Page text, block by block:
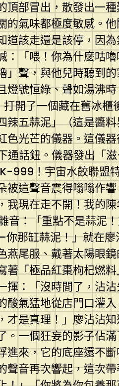
頂部冒出，散發出
氣味都極度敏感。
該走還是該停，因
「喂！你為什麼咕
聲，與他兒時聽到
號恒綠、聲如湯沸
開了一個藏在舊冰
五蒜泥」（這是醬
光芒的儀器。這儀
通話鈕。儀器發出「
999！宇宙水餃聯盟
這聲音震得嗡嗡作
現在走不開！我的
：「重點不是蒜泥
那缸蒜泥！」就在
尾服、戴著太陽眼
著「極品紅棗枸杞燃
：「沒時間了，沾
酸氣猛地從店門口灌
是真理！」廖沾沾
。一個狂妄的影子佔
來，它的底座還不
音再次響起，這次